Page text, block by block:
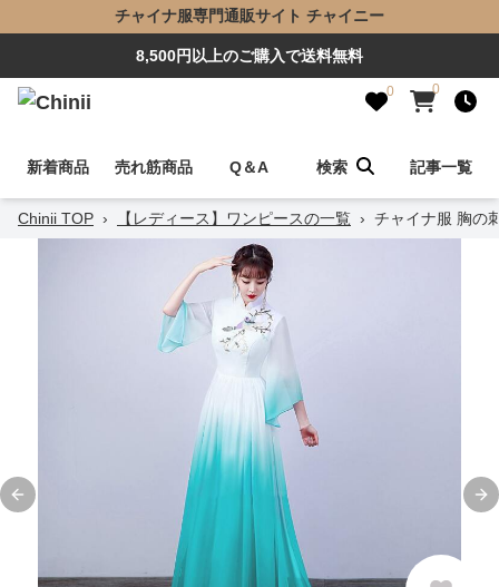
チャイナ服専門通販サイト チャイニー
8,500円以上のご購入で送料無料
0 0
新着商品 売れ筋商品 Q＆A 検索 記事一覧
Chinii TOP › 【レディース】ワンピースの一覧 › チャイナ服 胸の
Previous slide